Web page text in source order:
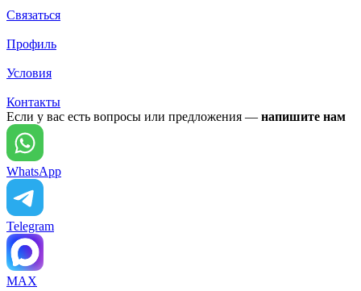
Связаться
Профиль
Условия
Контакты
Если у вас есть вопросы или предложения — напишите нам
WhatsApp
Telegram
MAX